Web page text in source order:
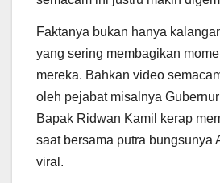
Faktanya bukan hanya
yang sering membagikan
mereka. Bahkan video
oleh pejabat misalnya
Bapak Ridwan Kamil kerap
saat bersama putra bungsunya
viral.